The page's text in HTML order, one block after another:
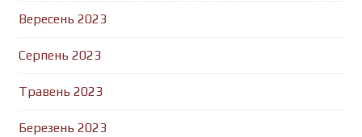
Вересень 2023
Серпень 2023
Травень 2023
Березень 2023